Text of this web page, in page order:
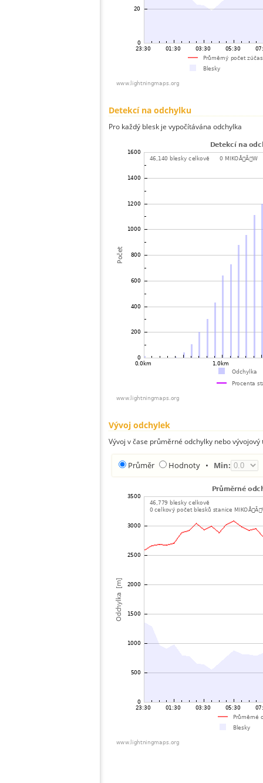
Detekcí na odchylku
Pro každý blesk je vypočítávána odchylka
Vývoj odchylek
Vývoj v čase průměrné odchylky nebo
Průměr Hodnoty • Min: